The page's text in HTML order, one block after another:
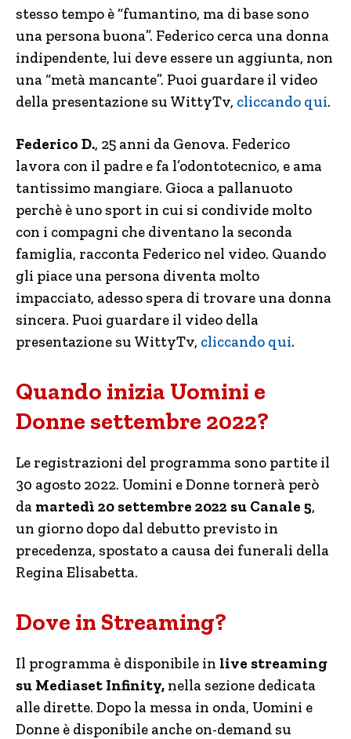
stesso tempo è “fumantino, ma di base sono
una persona buona”. Federico cerca una donna
indipendente, lui deve essere un aggiunta, non
una “metà mancante”. Puoi guardare il video
della presentazione su WittyTv, cliccando qui.
Federico D., 25 anni da Genova. Federico
lavora con il padre e fa l’odontotecnico, e ama
tantissimo mangiare. Gioca a pallanuoto
perchè è uno sport in cui si condivide molto
con i compagni che diventano la seconda
famiglia, racconta Federico nel video. Quando
gli piace una persona diventa molto
impacciato, adesso spera di trovare una donna
sincera. Puoi guardare il video della
presentazione su WittyTv, cliccando qui.
Quando inizia Uomini e
Donne settembre 2022?
Le registrazioni del programma sono partite il
30 agosto 2022. Uomini e Donne tornerà però
da martedì 20 settembre 2022 su Canale 5,
un giorno dopo dal debutto previsto in
precedenza, spostato a causa dei funerali della
Regina Elisabetta.
Dove in Streaming?
Il programma è disponibile in live streaming
su Mediaset Infinity, nella sezione dedicata
alle dirette. Dopo la messa in onda, Uomini e
Donne è disponibile anche on-demand su